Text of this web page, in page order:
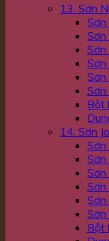
13. Sơn
Sơn
Sơn
Bột
14. Sơn
Sơn
Sơn
Sơn
Sơn
Bột